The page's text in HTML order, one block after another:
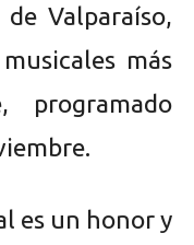
Valparaíso,
más
programado
es un honor y